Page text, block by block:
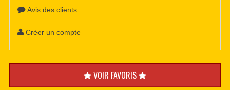
Avis des clients
Créer un compte
VOIR FAVORIS